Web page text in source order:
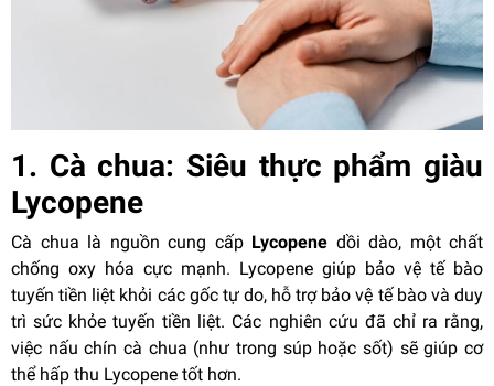
1. Cà chua: Siêu thực phẩm giàu
Lycopene
Cà chua là nguồn cung cấp Lycopene dồi dào, một chất
chống oxy hóa cực mạnh. Lycopene giúp bảo vệ tế bào
tuyến tiền liệt khỏi các gốc tự do, hỗ trợ bảo vệ tế bào và duy
trì sức khỏe tuyến tiền liệt. Các nghiên cứu đã chỉ ra rằng,
việc nấu chín cà chua (như trong súp hoặc sốt) sẽ giúp cơ
thể hấp thu Lycopene tốt hơn.